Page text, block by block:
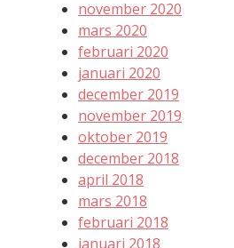
november 2020
mars 2020
februari 2020
januari 2020
december 2019
november 2019
oktober 2019
december 2018
april 2018
mars 2018
februari 2018
januari 2018